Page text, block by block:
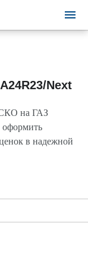
Next
на ГАЗ
в надежной